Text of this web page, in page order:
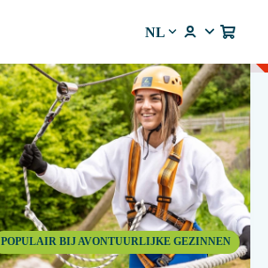
NL
POPULAIR BIJ AVONTUURLIJKE GEZINNEN